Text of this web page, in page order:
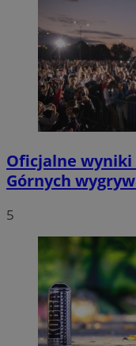
Oficjalne wyniki
Górnych
5